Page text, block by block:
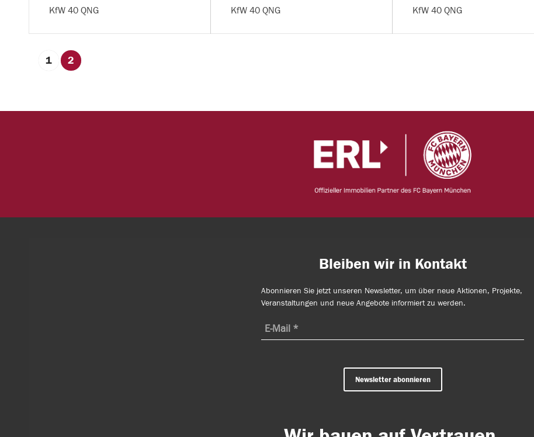
KfW 40 QNG
KfW 40 QNG
KfW 40 QNG
1 2
Bleiben wir in Kontakt
Abonnieren Sie jetzt unseren Newsletter, um über neue Aktionen, Projekte,
Veranstaltungen und neue Angebote informiert zu werden.
Newsletter abonnieren